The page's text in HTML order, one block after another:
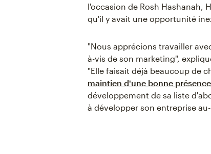
l'occasion de Rosh Hashanah,
qu'il y avait une opportunité
"Nous apprécions travailler
à-vis de son marketing",
"Elle faisait déjà beaucoup de
maintien d'une bonne
développement de sa liste
à développer son entreprise